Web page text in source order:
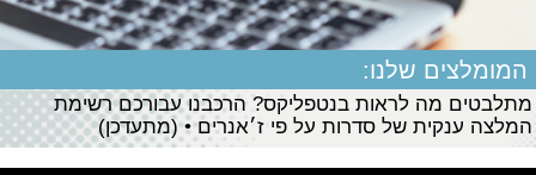
המומלצים שלנו:
מתלבטים מה לראות בנטפליקס? הרכבנו עבורכם רשימת
המלצה ענקית של סדרות על פי ז׳אנרים • (מתעדכן)